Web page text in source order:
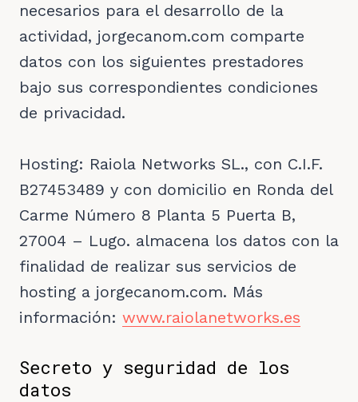
necesarios para el desarrollo de la
actividad, jorgecanom.com comparte
datos con los siguientes prestadores
bajo sus correspondientes condiciones
de privacidad.
Hosting: Raiola Networks SL., con C.I.F.
B27453489 y con domicilio en Ronda del
Carme Número 8 Planta 5 Puerta B,
27004 – Lugo. almacena los datos con la
finalidad de realizar sus servicios de
hosting a jorgecanom.com. Más
información: www.raiolanetworks.es
Secreto y seguridad de los
datos